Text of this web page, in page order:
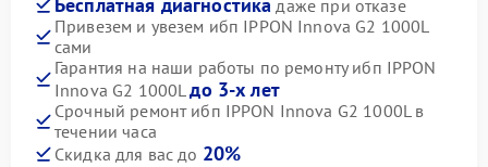
даже при отказе
Привезем и увезем ибп IPPON Innova G2 1000L
сами
Гарантия на наши работы по ремонту ибп IPPON
Innova G2 1000Lдо 3-х лет
Срочный ремонт ибп IPPON Innova G2 1000L в
течении часа
Скидка для вас до 20%